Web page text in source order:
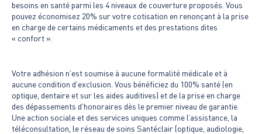
besoins en santé parmi les 4 niveaux de couverture proposés. Vous
pouvez économisez 20% sur votre cotisation en renonçant à la prise
en charge de certains médicaments et des prestations dites
« confort ».
Votre adhésion n’est soumise à aucune formalité médicale et à
aucune condition d’exclusion. Vous bénéficiez du 100% santé (en
optique, dentaire et sur les aides auditives) et de la prise en charge
des dépassements d’honoraires dès le premier niveau de garantie.
Une action sociale et des services uniques comme l’assistance, la
téléconsultation, le réseau de soins Santéclair (optique, audiologie,